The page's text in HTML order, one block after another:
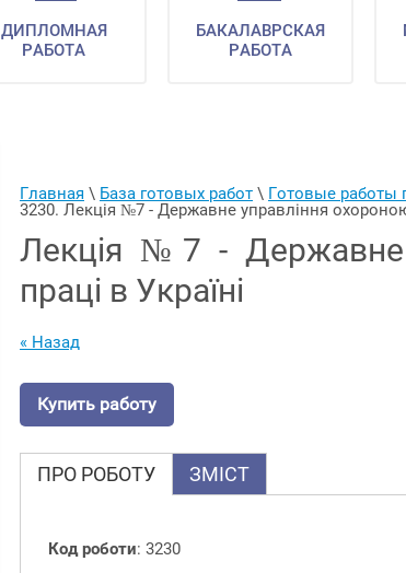
ДИПЛОМНАЯ
РАБОТА
БАКАЛАВРСКАЯ
РАБОТА
Главная \ База готовых работ \ Готовые
3230. Лекція №7 - Державне управління охороною
Лекція №7 - Державне
праці в Україні
« Назад
Купить работу
ПРО РОБОТУ ЗМІСТ
Код роботи: 3230